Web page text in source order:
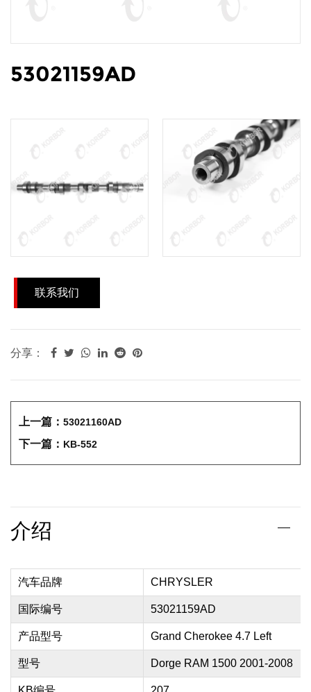
53021159AD
联系我们
分享：
上一篇： 53021160AD
下一篇： KB-552
介绍
汽车品牌 CHRYSLER
国际编号 53021159AD
产品型号 Grand Cherokee 4.7 Left
型号 Dorge RAM 1500 2001-2008